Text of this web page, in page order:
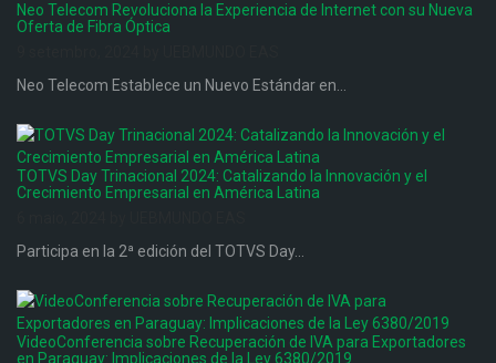
Neo Telecom Revoluciona la Experiencia de Internet con su Nueva
Oferta de Fibra Óptica
Neo Telecom Establece un Nuevo Estándar en...
TOTVS Day Trinacional 2024: Catalizando la Innovación y el
Crecimiento Empresarial en América Latina
Participa en la 2ª edición del TOTVS Day...
VideoConferencia sobre Recuperación de IVA para Exportadores
en Paraguay: Implicaciones de la Ley 6380/2019